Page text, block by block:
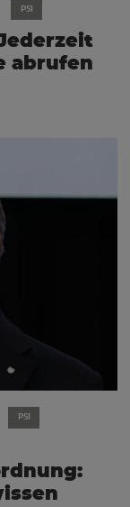
PSI
abrufen
PSI